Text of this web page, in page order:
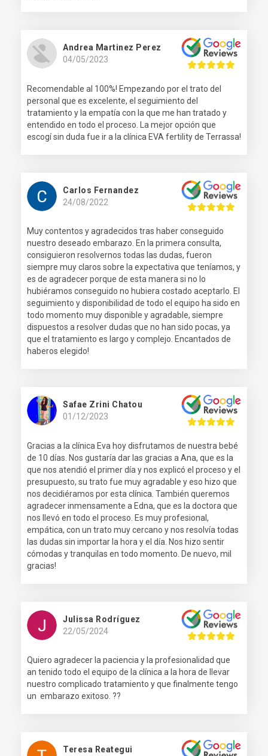
Andrea Martinez Perez
04/05/2023
Recomendable al 100%! Empezando por el trato del
personal que es excelente, el seguimiento del
tratamiento y la empatía con la que me han tratado y
entendido en todo el proceso. La mejor opción que
escogí sin duda fue ir a la clínica EVA fertility de Terrassa!
Carlos Fernandez
24/08/2022
Muy contentos y agradecidos tras haber conseguido
nuestro deseado embarazo. En la primera consulta,
consiguieron resolvernos todas las dudas, fueron
siempre muy claros sobre la expectativa que teníamos, y
es de agradecer porque de esta manera si no lo
hubiéramos conseguido no hubiera costado aceptarlo. El
seguimiento y disponibilidad de todo el equipo ha sido en
todo momento muy disponible y agradable, siempre
dispuestos a resolver dudas que no han sido pocas, ya
que el tratamiento es largo y complejo. Encantados de
haberos elegido!
Safae Zrini Chatou
01/12/2023
Gracias a la clínica Eva hoy disfrutamos de nuestra bebé
de 10 días. Nos gustaría dar las gracias a Ana, que es la
que nos atendió el primer día y nos explicó el proceso y el
presupuesto, su trato fue muy agradable y eso hizo que
nos decidiéramos por esta clínica. También queremos
agradecer inmensamente a Edna, que es la doctora que
nos llevó en todo el proceso. Es muy profesional,
empática, con un trato muy cercano y nos resolvía todas
las dudas sin importar la hora y el día. Nos hizo sentir
cómodas y tranquilas en todo momento. De nuevo, mil
gracias!
Julissa Rodríguez
22/05/2024
Quiero agradecer la paciencia y la profesionalidad que
an tenido todo el equipo de la clínica a la hora de llevar
nuestro complicado tratamiento y que finalmente tengo
un embarazo exitoso. ??
Teresa Reategui